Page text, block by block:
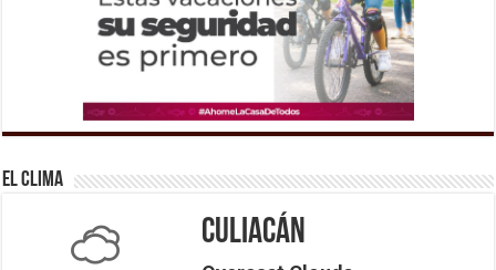
El Clima
Culiacán